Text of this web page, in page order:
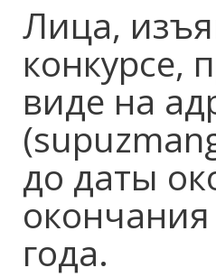
Лица,
конкурсе,
виде на
до даты
года.